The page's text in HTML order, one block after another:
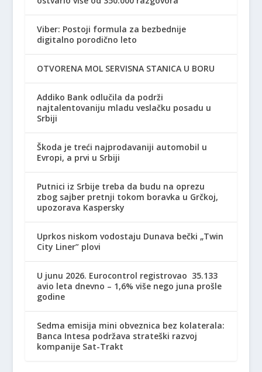
Viber: Postoji formula za bezbednije
digitalno porodično leto
OTVORENA MOL SERVISNA STANICA U BORU
Addiko Bank odlučila da podrži
najtalentovaniju mladu veslačku posadu u
Srbiji
Škoda je treći najprodavaniji automobil u
Evropi, a prvi u Srbiji
Putnici iz Srbije treba da budu na oprezu
zbog sajber pretnji tokom boravka u Grčkoj,
upozorava Kaspersky
Uprkos niskom vodostaju Dunava bečki „Twin
City Liner” plovi
U junu 2026. Eurocontrol registrovao 35.133
avio leta dnevno – 1,6% više nego juna prošle
godine
Sedma emisija mini obveznica bez kolaterala:
Banca Intesa podržava strateški razvoj
kompanije Sat-Trakt